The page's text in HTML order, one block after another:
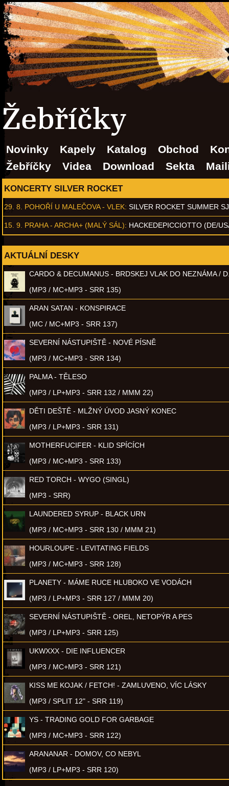
Žebříčky
Novinky Kapely Katalog Obchod
Žebříčky
Videa Download Sekta
KONCERTY SILVER ROCKET
29. 8. POHOŘÍ U MALEČOVA - VLEK: SILVER ROCKET SUMMER
15. 9. PRAHA - ARCHA+ (MALÝ SÁL): HACKEDEPICCIOTTO (DE/
AKTUÁLNÍ DESKY
CARDO & DECUMANUS - BRDSKEJ VLAK DO NEZNÁMA /
(MP3 / MC+MP3 - SRR 135)
ARAN SATAN - KONSPIRACE
(MC / MC+MP3 - SRR 137)
SEVERNÍ NÁSTUPIŠTĚ - NOVÉ PÍSNĚ
(MP3 / MC+MP3 - SRR 134)
PALMA - TĚLESO
(MP3 / LP+MP3 - SRR 132 / MMM 22)
DĚTI DEŠTĚ - MLŽNÝ ÚVOD JASNÝ KONEC
(MP3 / LP+MP3 - SRR 131)
MOTHERFUCIFER - KLID SPÍCÍCH
(MP3 / MC+MP3 - SRR 133)
RED TORCH - WYGO (SINGL)
(MP3 - SRR)
LAUNDERED SYRUP - BLACK URN
(MP3 / MC+MP3 - SRR 130 / MMM 21)
HOURLOUPE - LEVITATING FIELDS
(MP3 / MC+MP3 - SRR 128)
PLANETY - MÁME RUCE HLUBOKO VE VODÁCH
(MP3 / LP+MP3 - SRR 127 / MMM 20)
SEVERNÍ NÁSTUPIŠTĚ - OREL, NETOPÝR A PES
(MP3 / LP+MP3 - SRR 125)
UKWXXX - DIE INFLUENCER
(MP3 / MC+MP3 - SRR 121)
KISS ME KOJAK / FETCH! - ZAMLUVENO, VÍC LÁSKY
(MP3 / SPLIT 12" - SRR 119)
YS - TRADING GOLD FOR GARBAGE
(MP3 / MC+MP3 - SRR 122)
ARANANAR - DOMOV, CO NEBYL
(MP3 / LP+MP3 - SRR 120)